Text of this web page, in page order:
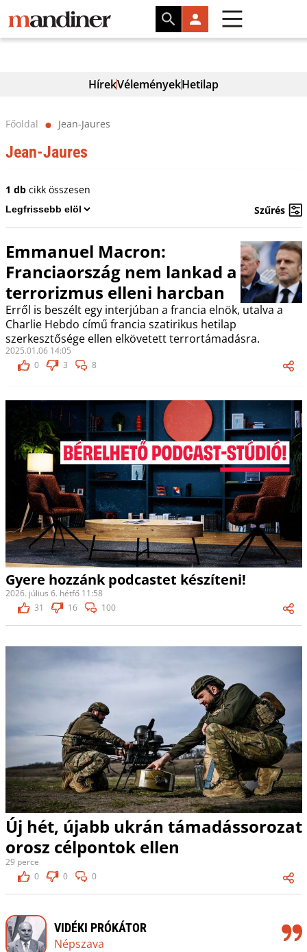
HírekVéleményekHetilap
Főoldal ⬤ Jean-Jaures
Jean-Jaures
1 dbcikk összesen
Szűrés
Emmanuel Macron:
Franciaország nem lankad a
terrorizmus elleni harcban
Erről is beszélt egy interjúban a francia elnök, utalva a
Charlie Hebdo című francia szatirikus hetilap
szerkesztősége ellen elkövetett terrortámadásra.
2025.01.06 14:05
0
3 8
Gyere hozzánk podcastet készíteni!
2026. július 6. hétfő 11:58
31
16 100
Új hét, újabb ukrán támadássorozat
orosz célpontok ellen
29 perce
0
0 0
VIDÉKI PRÓKÁTOR
Népszava